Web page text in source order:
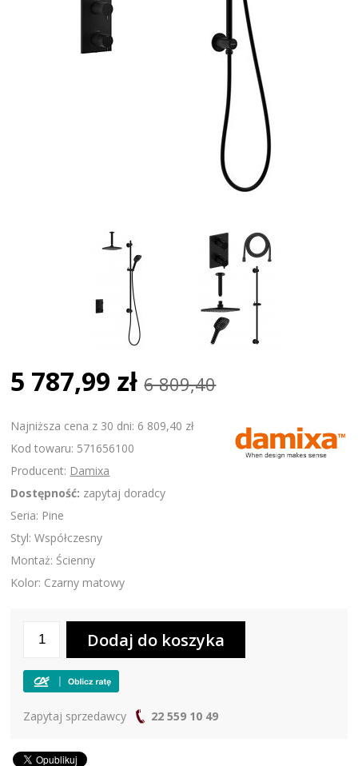
5 787,99 zł 6 809,40
Najniższa cena z 30 dni: 6 809,40 zł
Kod towaru: 571656100
Producent: Damixa
Dostępność: zapytaj doradcy
Seria: Pine
Styl: Współczesny
Montaż: Ścienny
Kolor: Czarny matowy
Zapytaj sprzedawcy 22 559 10 49